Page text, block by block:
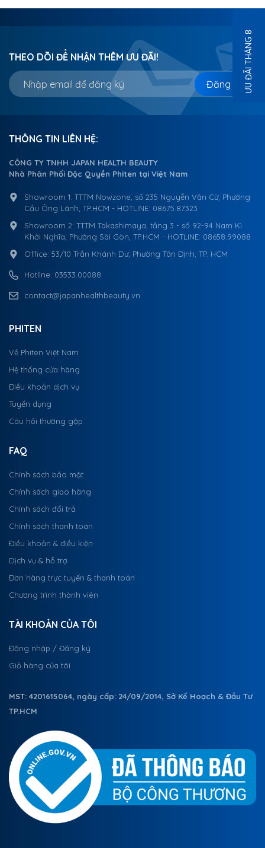
ƯU ĐÃI THÁNG 8
THEO DÕI ĐỂ NHẬN THÊM ƯU ĐÃI!
Đăng ký
THÔNG TIN LIÊN HỆ:
CÔNG TY TNHH JAPAN HEALTH BEAUTY
Nhà Phân Phối Độc Quyền Phiten tại Việt Nam
Showroom 1: TTTM Nowzone, số 235 Nguyễn Văn Cừ, Phường
Cầu Ông Lãnh, TP.HCM - HOTLINE: 08675.87323
Showroom 2: TTTM Takashimaya, tầng 3 - số 92-94 Nam Kì
Khởi Nghĩa, Phường Sài Gòn, TP.HCM - HOTLINE: 08658.99088
Office: 53/10 Trần Khánh Dư, Phường Tân Định, TP. HCM
Hotline: 03533.00088
contact@japanhealthbeauty.vn
PHITEN
Về Phiten Việt Nam
Hệ thống cửa hàng
Điều khoản dịch vụ
Tuyển dụng
Câu hỏi thường gặp
FAQ
Chính sách bảo mật
Chính sách giao hàng
Chính sách đổi trả
Chính sách thanh toán
Điều khoản & điều kiện
Dịch vụ & hỗ trợ
Đơn hàng trực tuyến & thanh toán
Chương trình thành viên
TÀI KHOẢN CỦA TÔI
Đăng nhập / Đăng ký
Giỏ hàng của tôi
MST: 4201615064, ngày cấp: 24/09/2014, Sở Kế Hoạch & Đầu Tư
TP.HCM